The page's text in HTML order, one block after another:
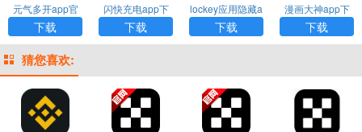
元气多开app官
方下载
下载
闪快充电app下
载
下载
lockey应用隐藏a
pp下载
下载
漫画大神app下
载
下载
猜您喜欢: